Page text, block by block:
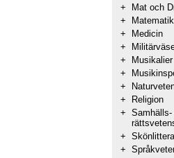
+
Mat och
+
Matematik
+
Medicin
+
+
Musikalier
+
+
+
Religion
+ Samhälls-
+
+